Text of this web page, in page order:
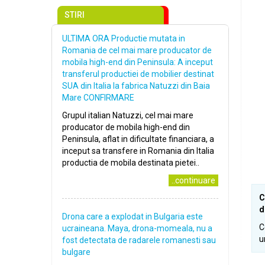
STIRI
ULTIMA ORA Productie mutata in
Romania de cel mai mare producator de
mobila high-end din Peninsula: A inceput
transferul productiei de mobilier destinat
SUA din Italia la fabrica Natuzzi din Baia
Mare CONFIRMARE
Grupul italian Natuzzi, cel mai mare
producator de mobila high-end din
Peninsula, aflat in dificultate financiara, a
inceput sa transfere in Romania din Italia
productia de mobila destinata pietei..
..continuare
Drona care a explodat in Bulgaria este
ucraineana. Maya, drona-momeala, nu a
fost detectata de radarele romanesti sau
bulgare